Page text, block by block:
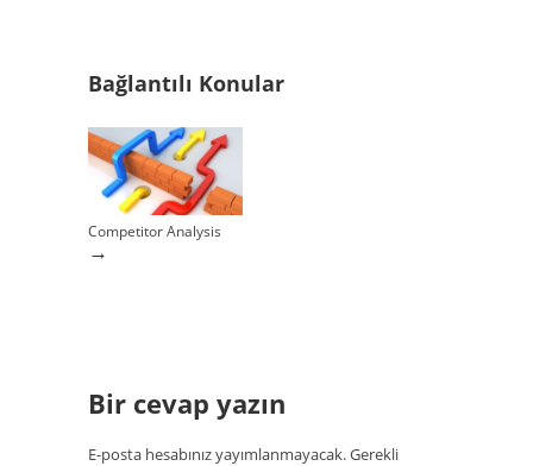
Bağlantılı Konular
Competitor Analysis
→
Bir cevap yazın
E-posta hesabınız yayımlanmayacak.Gerekli